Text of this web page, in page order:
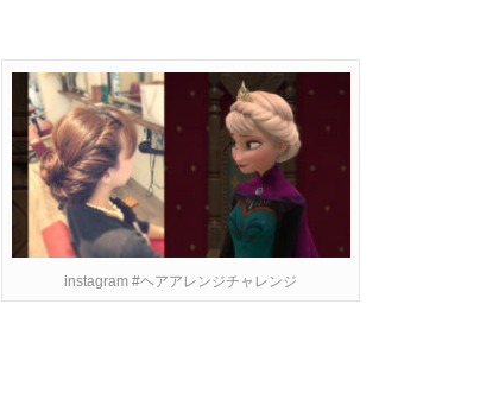
instagram #ヘアアレンジチャレンジ